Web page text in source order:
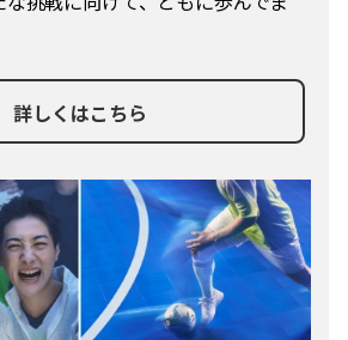
詳しくはこちら